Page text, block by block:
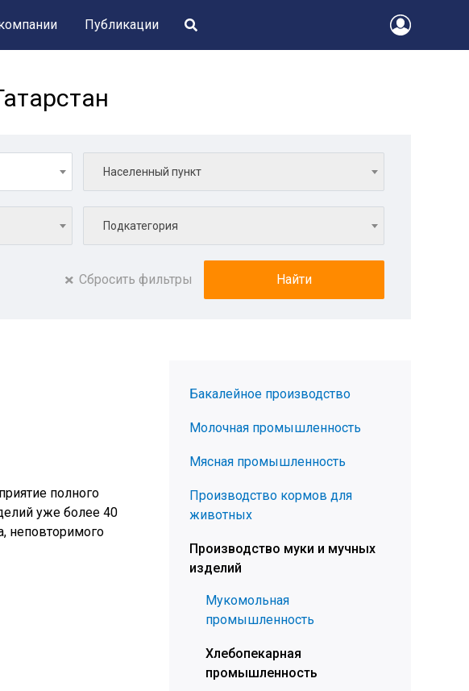
Публикации
Населенный пункт
Подкатегория
Сбросить фильтры
полного
уже более 40
неповторимого
Бакалейное производство
Молочная промышленность
Мясная промышленность
Производство кормов для
животных
Производство муки и мучных
изделий
Мукомольная
промышленность
Хлебопекарная
промышленность